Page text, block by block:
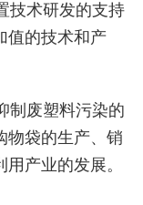
技术研发的支持
值的技术和产
制废塑料污染的
物袋的生产、销
产业的发展。